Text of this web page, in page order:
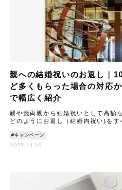
親への結婚祝いのお返し｜
ど多くもらった場合の対応
で幅広く紹介
親や義両親から結婚祝いとして高額
どのようにお返し（結婚内祝い)をす
100
#キャンペーン
2025.11.20